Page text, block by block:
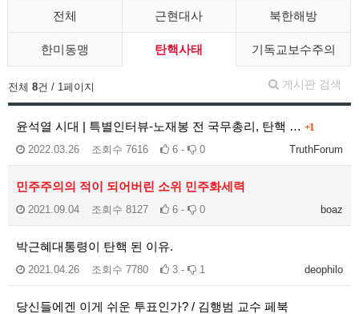
전체 근현대사 북한해방
한미동맹 탄핵사태 기독교보수주의
게시판 검색
전체 8건 / 1페이지
윤석열 시대 | 특별인터뷰-노재봉 전 국무총리, 탄핵 … +1
TruthForum
2022.03.26 조회수 7616 6 - 0
민주주의의 적이 되어버린 소위 민주화세력
boaz
2021.09.04 조회수 8127 6 - 0
박근혜대통령이 탄핵 된 이유.
deophilo
2021.04.26 조회수 7780 3 - 1
당신들에겐 이게 쉬운 투표인가? / 김행범 교수 페북